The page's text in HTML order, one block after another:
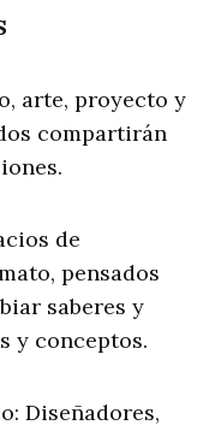
arte, proyecto y
compartirán
de
pensados
saberes y
y conceptos.
Diseñadores,